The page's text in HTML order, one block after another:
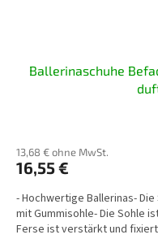
Ballerinaschuhe
13,68 € ohne MwSt.
16,55 €
- Hochwertige Ballerinas-
mit Gummisohle- Die Sohle
Ferse ist verstärkt und fixiert